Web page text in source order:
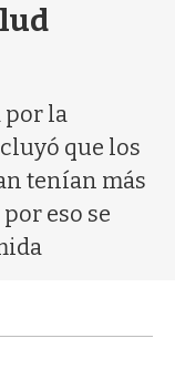
por la
que los
tenían más
eso se